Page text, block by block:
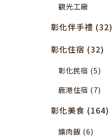
觀光工廠
彰化伴手禮 (32)
彰化住宿 (32)
彰化民宿 (5)
鹿港住宿 (7)
彰化美食 (164)
爌肉飯 (6)